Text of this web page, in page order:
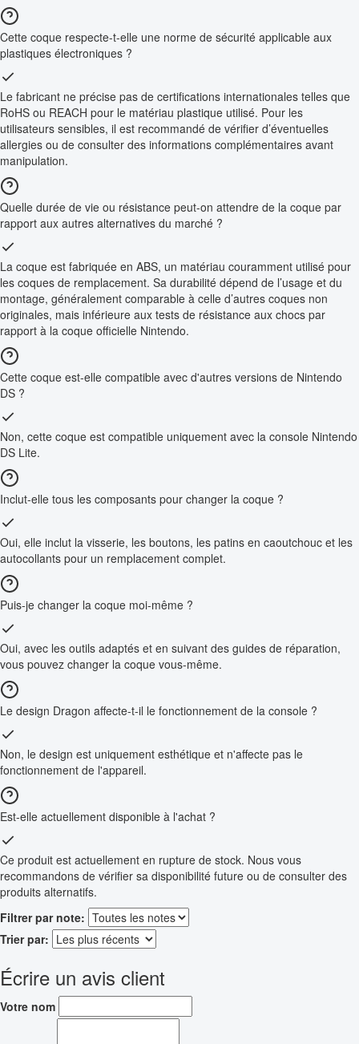
Cette coque respecte-t-elle une norme de sécurité applicable aux
plastiques électroniques ?
Le fabricant ne précise pas de certifications internationales telles que
RoHS ou REACH pour le matériau plastique utilisé. Pour les
utilisateurs sensibles, il est recommandé de vérifier d’éventuelles
allergies ou de consulter des informations complémentaires avant
manipulation.
Quelle durée de vie ou résistance peut-on attendre de la coque par
rapport aux autres alternatives du marché ?
La coque est fabriquée en ABS, un matériau couramment utilisé pour
les coques de remplacement. Sa durabilité dépend de l’usage et du
montage, généralement comparable à celle d’autres coques non
originales, mais inférieure aux tests de résistance aux chocs par
rapport à la coque officielle Nintendo.
Cette coque est-elle compatible avec d'autres versions de Nintendo
DS ?
Non, cette coque est compatible uniquement avec la console Nintendo
DS Lite.
Inclut-elle tous les composants pour changer la coque ?
Oui, elle inclut la visserie, les boutons, les patins en caoutchouc et les
autocollants pour un remplacement complet.
Puis-je changer la coque moi-même ?
Oui, avec les outils adaptés et en suivant des guides de réparation,
vous pouvez changer la coque vous-même.
Le design Dragon affecte-t-il le fonctionnement de la console ?
Non, le design est uniquement esthétique et n'affecte pas le
fonctionnement de l'appareil.
Est-elle actuellement disponible à l'achat ?
Ce produit est actuellement en rupture de stock. Nous vous
recommandons de vérifier sa disponibilité future ou de consulter des
produits alternatifs.
Filtrer par note:
Trier par:
Écrire un avis client
Votre nom